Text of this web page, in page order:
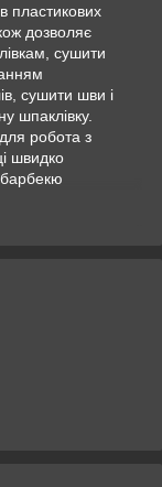
пластикових
дозволяє
сушити
сушити шви і
шпаклівку.
робота з
швидко
барбекю